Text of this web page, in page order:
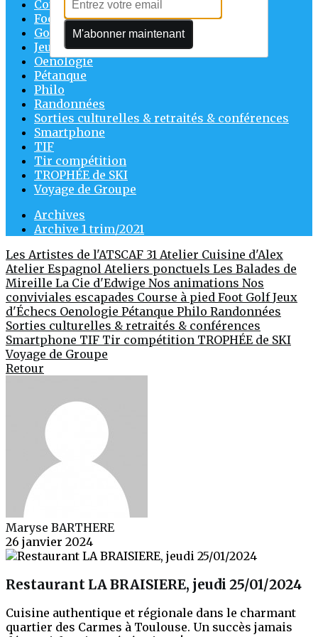
Course à pied
Foot
Golf
Jeux d'Échecs
Oenologie
Pétanque
Philo
Randonnées
Sorties culturelles & retraités & conférences
Smartphone
TIF
Tir compétition
TROPHÉE de SKI
Voyage de Groupe
Archives
Archive 1 trim/2021
Les Artistes de l'ATSCAF 31 Atelier Cuisine d'Alex
Atelier Espagnol Ateliers ponctuels Les Balades de
Mireille La Cie d'Edwige Nos animations Nos
conviviales escapades Course à pied Foot GolfJeux
d'Échecs Oenologie Pétanque Philo Randonnées
Sorties culturelles & retraités & conférences
Smartphone TIF Tir compétition TROPHÉE de SKI
Voyage de Groupe
Retour
Maryse BARTHERE
26 janvier 2024
Restaurant LA BRAISIERE, jeudi 25/01/2024
Cuisine authentique et régionale dans le charmant
quartier des Carmes à Toulouse. Un succès jamais
M'abonner maintenant